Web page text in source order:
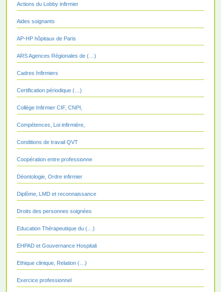
Actions du Lobby infirmier
Aides soignants
AP-HP hôpitaux de Paris
ARS Agences Régionales de (…)
Cadres Infirmiers
Certification périodique (…)
Collège Infirmier CIF, CNPI,
Compétences, Loi infirmière,
Conditions de travail QVT
Coopération entre professionne
Déontologie, Ordre infirmier
Diplôme, LMD et reconnaissance
Droits des personnes soignées
Education Thérapeutique du (…)
EHPAD et Gouvernance Hospitali
Ethique clinique, Relation (…)
Exercice professionnel